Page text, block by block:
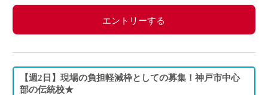
エントリーする
【週2日】現場の負担軽減枠としての募集！神戸市中心
部の伝統校★